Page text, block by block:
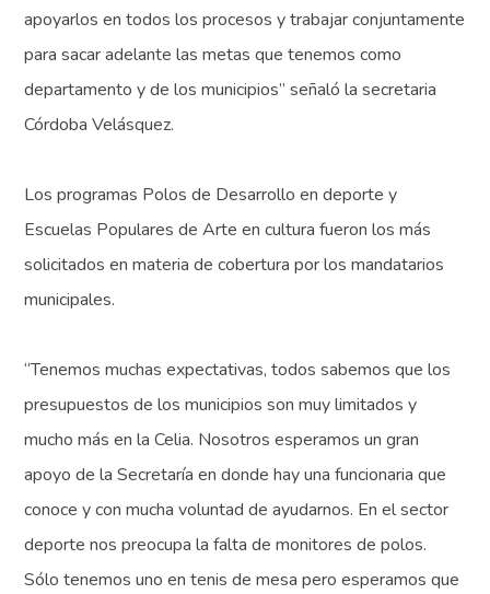
apoyarlos en todos los procesos y trabajar conjuntamente
para sacar adelante las metas que tenemos como
departamento y de los municipios” señaló la secretaria
Córdoba Velásquez.
Los programas Polos de Desarrollo en deporte y
Escuelas Populares de Arte en cultura fueron los más
solicitados en materia de cobertura por los mandatarios
municipales.
“Tenemos muchas expectativas, todos sabemos que los
presupuestos de los municipios son muy limitados y
mucho más en la Celia. Nosotros esperamos un gran
apoyo de la Secretaría en donde hay una funcionaria que
conoce y con mucha voluntad de ayudarnos. En el sector
deporte nos preocupa la falta de monitores de polos.
Sólo tenemos uno en tenis de mesa pero esperamos que